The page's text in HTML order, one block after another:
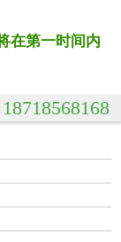
在第一时间内